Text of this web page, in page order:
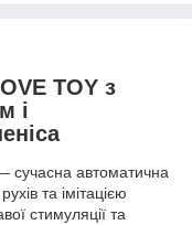
TOY з
і
сучасна автоматична
та імітацією
стимуляції та